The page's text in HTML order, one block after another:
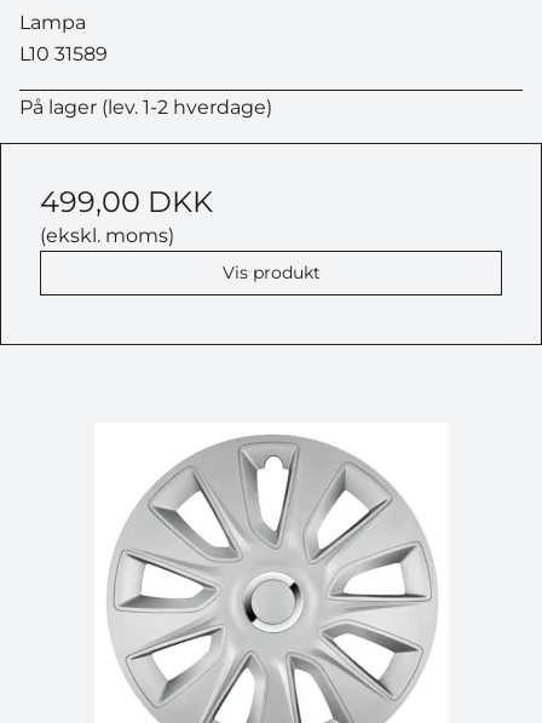
Lampa
L10 31589
På lager (lev. 1-2 hverdage)
499,00 DKK
(ekskl. moms)
Vis produkt